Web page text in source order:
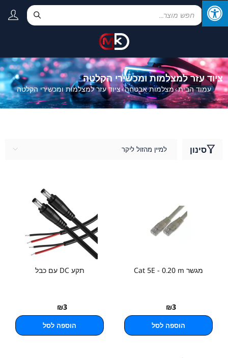
ציוד עזר למצלמות ומכשירי הקלטה
עמוד הבית›מצלמות אבטחה›ציוד עזר למצלמות ומכשירי הקלטה
סינון למיין מהזול ליקר
מגשר Cat 5E - 0.20 m
₪3
הוספה לסל
תקע DC עם כבל
₪3
הוספה לסל